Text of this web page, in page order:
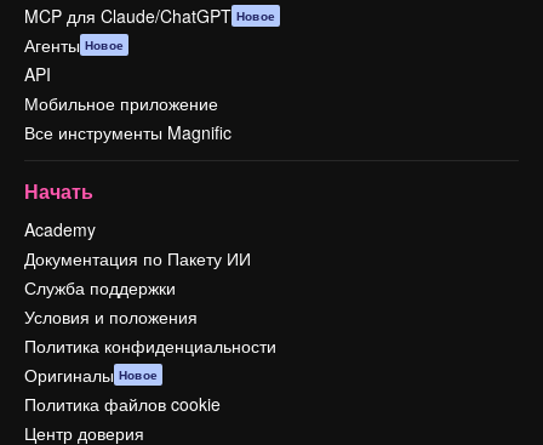
MCP для Claude/ChatGPT Новое
Агенты Новое
API
Мобильное приложение
Все инструменты Magnific
Начать
Academy
Документация по Пакету ИИ
Служба поддержки
Условия и положения
Политика конфиденциальности
Оригиналы Новое
Политика файлов cookie
Центр доверия